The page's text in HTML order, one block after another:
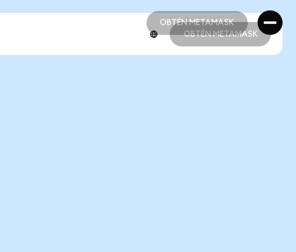
OBTÉN METAMASK
OBTÉN METAMASK
OBTÉN METAMASK